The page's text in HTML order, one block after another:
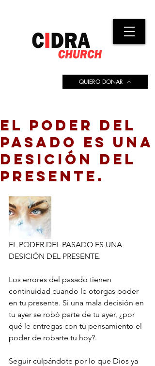
QUIERO DONAR
EL PODER DEL
PASADO ES UNA
DESICIÓN DEL
PRESENTE.
EL PODER DEL PASADO ES UNA
DESICIÓN DEL PRESENTE.
Los errores del pasado tienen
continuidad cuando le otorgas poder
en tu presente. Si una mala decisión en
tu ayer se robó parte de tu ayer, ¿por
qué le entregas con tu pensamiento el
poder de robarte tu hoy?.
Seguir culpándote por lo que Dios ya